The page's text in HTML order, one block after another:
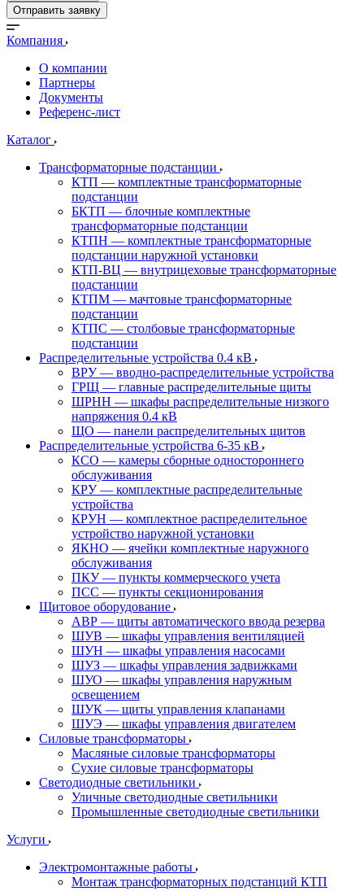
Отправить заявку
Компания
О компании
Партнеры
Документы
Референс-лист
Каталог
Трансформаторные подстанции
КТП — комплектные трансформаторные
подстанции
БКТП — блочные комплектные
трансформаторные подстанции
КТПН — комплектные трансформаторные
подстанции наружной установки
КТП-ВЦ — внутрицеховые трансформаторные
подстанции
КТПМ — мачтовые трансформаторные
подстанции
КТПС — столбовые трансформаторные
подстанции
Распределительные устройства 0.4 кВ
ВРУ — вводно-распределительные устройства
ГРЩ — главные распределительные щиты
ШРНН — шкафы распределительные низкого
напряжения 0.4 кВ
ЩО — панели распределительных щитов
Распределительные устройства 6-35 кВ
КСО — камеры сборные одностороннего
обслуживания
КРУ — комплектные распределительные
устройства
КРУН — комплектное распределительное
устройство наружной установки
ЯКНО — ячейки комплектные наружного
обслуживания
ПКУ — пункты коммерческого учета
ПСС — пункты секционирования
Щитовое оборудование
АВР — щиты автоматического ввода резерва
ШУВ — шкафы управления вентиляцией
ШУН — шкафы управления насосами
ШУЗ — шкафы управления задвижками
ШУО — шкафы управления наружным
освещением
ШУК — щиты управления клапанами
ШУЭ — шкафы управления двигателем
Силовые трансформаторы
Масляные силовые трансформаторы
Сухие силовые трансформаторы
Светодиодные светильники
Уличные светодиодные светильники
Промышленные светодиодные светильники
Услуги
Электромонтажные работы
Монтаж трансформаторных подстанций КТП